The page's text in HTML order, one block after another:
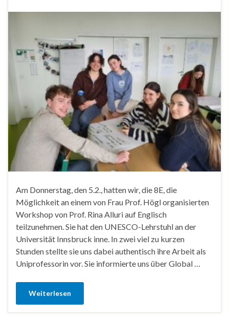
Am Donnerstag, den 5.2., hatten wir, die 8E, die
Möglichkeit an einem von Frau Prof. Högl organisierten
Workshop von Prof. Rina Alluri auf Englisch
teilzunehmen. Sie hat den UNESCO-Lehrstuhl an der
Universität Innsbruck inne. In zwei viel zu kurzen
Stunden stellte sie uns dabei authentisch ihre Arbeit als
Uniprofessorin vor. Sie informierte uns über Global …
Weiterlesen